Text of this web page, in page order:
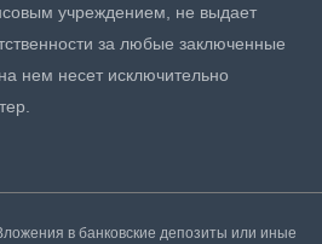
учреждением, не выдает
за любые заключенные
нем несет исключительно
в банковские депозиты или иные